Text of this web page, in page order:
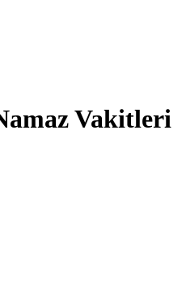
Vakitleri